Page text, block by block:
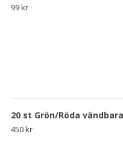
99kr
20 st Grön/Röda
450kr